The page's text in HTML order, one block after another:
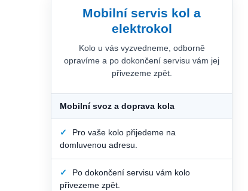
Mobilní servis kol a
elektrokol
Kolo u vás vyzvedneme, odborně
opravíme a po dokončení servisu vám jej
přivezeme zpět.
Mobilní svoz a doprava kola
✓
Pro vaše kolo přijedeme na
domluvenou adresu.
✓
Po dokončení servisu vám kolo
přivezeme zpět.